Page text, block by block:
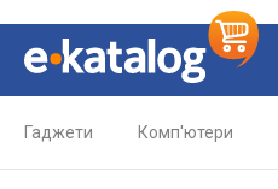
Гаджети Комп'ютери